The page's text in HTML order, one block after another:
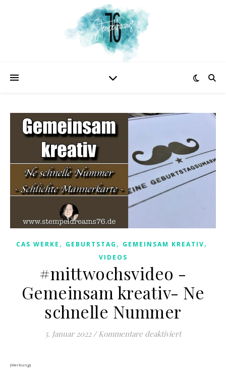
CAS WERKE , GEBURTSTAG , GEMEINSAM KREATIV,
VIDEOS
#mittwochsvideo -
Gemeinsam kreativ- Ne
schnelle Nummer
5. Januar 2022 / Kommentare deaktiviertfür
(Werbung)